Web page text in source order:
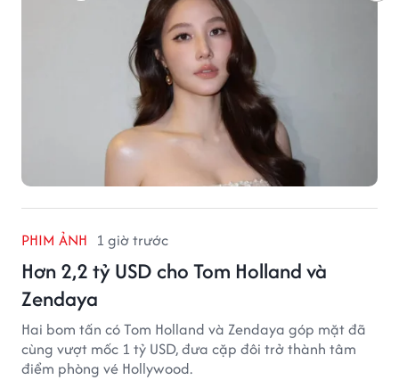
PHIM ẢNH 1 giờ trước
Hơn 2,2 tỷ USD cho Tom Holland và
Zendaya
Hai bom tấn có Tom Holland và Zendaya góp mặt đã
cùng vượt mốc 1 tỷ USD, đưa cặp đôi trở thành tâm
điểm phòng vé Hollywood.